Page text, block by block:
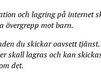
och lagring på internet
övergrepp mot barn.
du skickar oavsett
skall lagras och kan
det.